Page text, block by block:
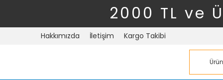
2000 TL ve
Hakkımızda İletişim Kargo Takibi